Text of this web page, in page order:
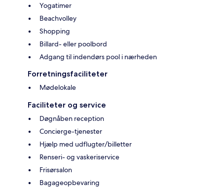
Yogatimer
Beachvolley
Shopping
Billard- eller poolbord
Adgang til indendørs pool i nærheden
Forretningsfaciliteter
Mødelokale
Faciliteter og service
Døgnåben reception
Concierge-tjenester
Hjælp med udflugter/billetter
Renseri- og vaskeriservice
Frisørsalon
Bagageopbevaring